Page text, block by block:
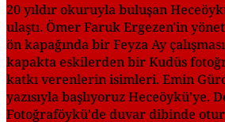
20 yıldır okuruyla buluşan
ulaştı. Ömer Faruk Ergezen'in
ön kapağında bir Feyza Ay
kapakta eskilerden bir Kudüs
katkı verenlerin isimleri. Emin
yazısıyla başlıyoruz Heceöykü'ye.
Fotoğraföykü'de duvar dibinde